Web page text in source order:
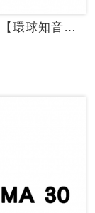
Marantz MODEL M1 串流綜合擴大機【環球知音公司貨保固】~日本原...